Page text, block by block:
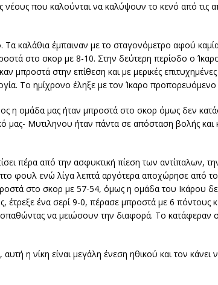
που καλούνται να καλύψουν το κενό από τις
καλάθια έμπαιναν με το σταγονόμετρο αφού
στο σκορ με 8-10. Στην δεύτερη περίοδο ο
μπροστά στην επίθεση και με μερικές
Το ημίχρονο έληξε με τον Ίκαρο προπορευόμενο
η ομάδα μας ήταν μπροστά στο σκορ όμως δεν
μας- Μυτιληνου ήταν πάντα σε απόσταση βολής και
πέρα από την ασφυκτική πίεση των αντίπαλων,
φουλ ενώ λίγα λεπτά αργότερα αποχώρησε από το
στο σκορ με 57-54, όμως η ομάδα του Ικάρου δεν
έτρεξε ένα σερί 9-0, πέρασε μπροστά με 6 πόντους
να μειώσουν την διαφορά. Το κατάφεραν
η νίκη είναι μεγάλη ένεση ηθικού και τον κάνει